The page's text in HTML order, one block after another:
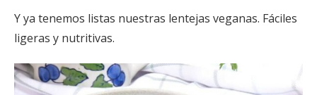
Y ya tenemos listas nuestras lentejas veganas. Fáciles
ligeras y nutritivas.